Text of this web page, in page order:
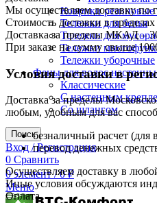
Коврики резиновые
Тележки для белья
Тележки для
Тележки
Тележки уборочные
Фены для волос
Классические
С настенным
Со шлангом
Поиск
Вход / Регистрация
0 Сравнить
0элемент / 0₽
Меню
Мы осуществляем доставку по
Стоимость доставки в
Доставка за пределы МКАД –
При заказе на сумму свыше
Условия доставки в
Доставка за пределы
любым, удобным для вас
безналичный расчет
перевод денежных
Осуществляем доставку в
Иные условия обсуждаются
Оплата